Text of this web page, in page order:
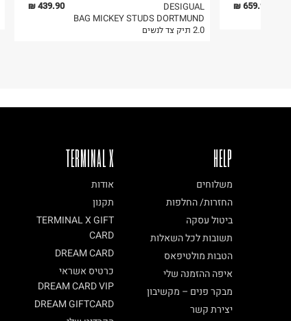
439.90 ₪
DESIGUAL
BAG MICKEY STUDS DORTMUND
2.0 תיק צד לנשים
659.90 ₪
TERMINAL X
אודות
תקנון
TERMINAL X GIFT
CARD
DREAM CARD
כרטיס אשראי
DREAM CARD VIP
DREAM GIFTCARD
HELP
משלוחים
החזרות/ החלפות
ביטול עסקה
תשובות לכל השאלות
הטבות מולטיפאס
איפה ההזמנה שלי
מבקר פנים – מקשיבון
יצירת קשר